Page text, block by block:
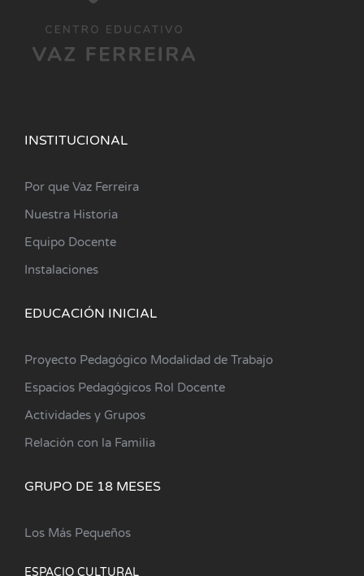
INSTITUCIONAL
Por que Vaz Ferreira
Nuestra Historia
Equipo Docente
Instalaciones
EDUCACIÓN INICIAL
Proyecto Pedagógico Modalidad de Trabajo
Espacios Pedagógicos Rol Docente
Actividades y Grupos
Relación con la Familia
GRUPO DE 18 MESES
Los Más Pequeños
ESPACIO CULTURAL